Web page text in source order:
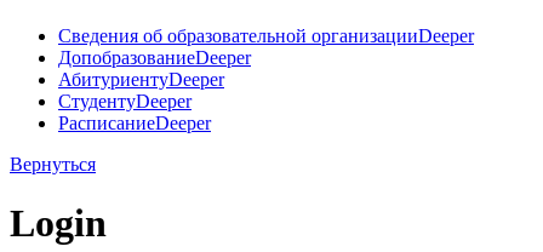
Сведения об образовательной организацииDeeper
ДопобразованиеDeeper
АбитуриентуDeeper
СтудентуDeeper
РасписаниеDeeper
Вернуться
Login